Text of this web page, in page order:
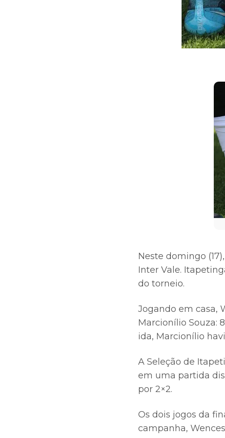
Neste domingo
Inter Vale.
do torneio.
Jogando em casa,
Marcionílio Souza:
ida, Marcionílio
A Seleção de
em uma partida
por 2×2.
Os dois jogos da
campanha,